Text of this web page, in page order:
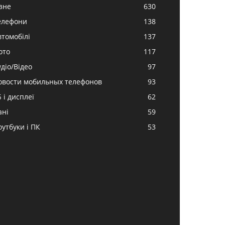
630
138
137
117
Відео
97
мобильных телефонов
93
і дисплеї
62
59
і ПК
53